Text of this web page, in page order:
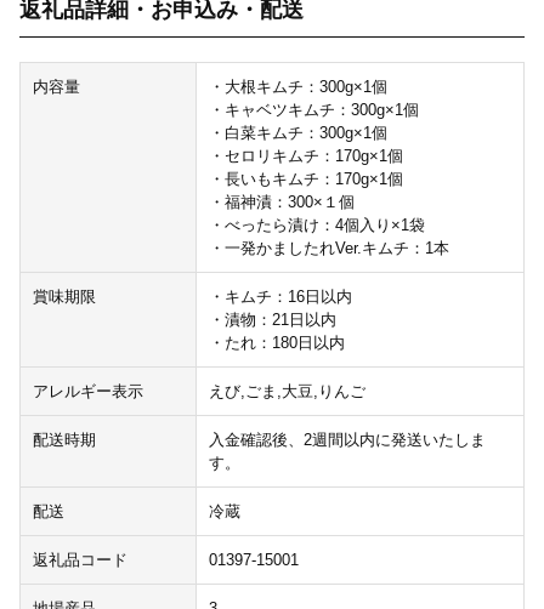
返礼品詳細・お申込み・配送
内容量
・大根キムチ：300g×1個
・キャベツキムチ：300g×1個
・白菜キムチ：300g×1個
・セロリキムチ：170g×1個
・長いもキムチ：170g×1個
・福神漬：300×１個
・べったら漬け：4個入り×1袋
・一発かましたれVer.キムチ：1本
賞味期限
・キムチ：16日以内
・漬物：21日以内
・たれ：180日以内
アレルギー表示 えび,ごま,大豆,りんご
配送時期
入金確認後、2週間以内に発送いたしま
す。
配送 冷蔵
返礼品コード 01397-15001